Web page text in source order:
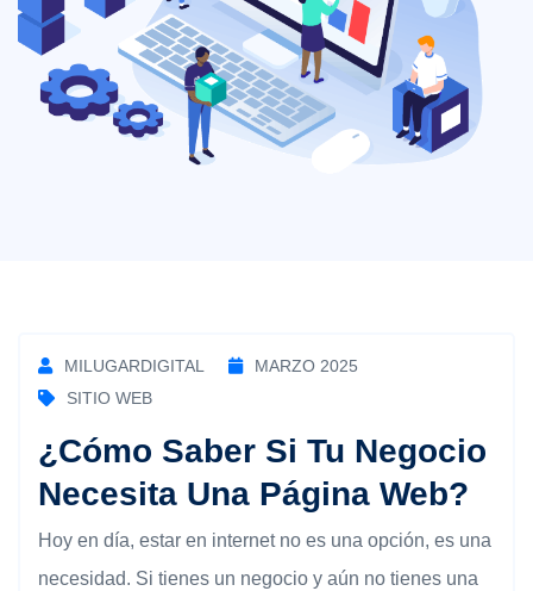
MILUGARDIGITAL
MARZO 2025
SITIO WEB
¿Cómo Saber Si Tu Negocio
Necesita Una Página Web?
Hoy en día, estar en internet no es una opción, es una
necesidad. Si tienes un negocio y aún no tienes una